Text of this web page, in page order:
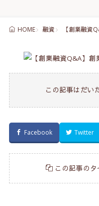
HOME 融資 【創業融資
この記事はだい
Facebook Twitter
この記事のタ